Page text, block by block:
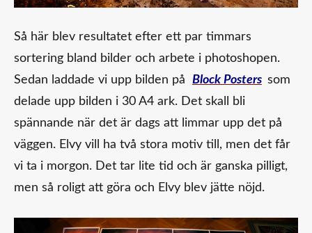
Så här blev resultatet efter ett par timmars
sortering bland bilder och arbete i photoshopen.
Sedan laddade vi upp bilden på Block Posters som
delade upp bilden i 30 A4 ark. Det skall bli
spännande när det är dags att limmar upp det på
väggen. Elvy vill ha två stora motiv till, men det får
vi ta i morgon. Det tar lite tid och är ganska pilligt,
men så roligt att göra och Elvy blev jätte nöjd.